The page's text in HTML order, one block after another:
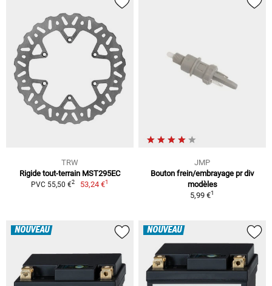
TRW
Rigide tout-terrain MST295EC
PVC 55,50 €2 53,24 €1
JMP
Bouton frein/embrayage pr div
modèles
5,99 €1
NOUVEAU NOUVEAU